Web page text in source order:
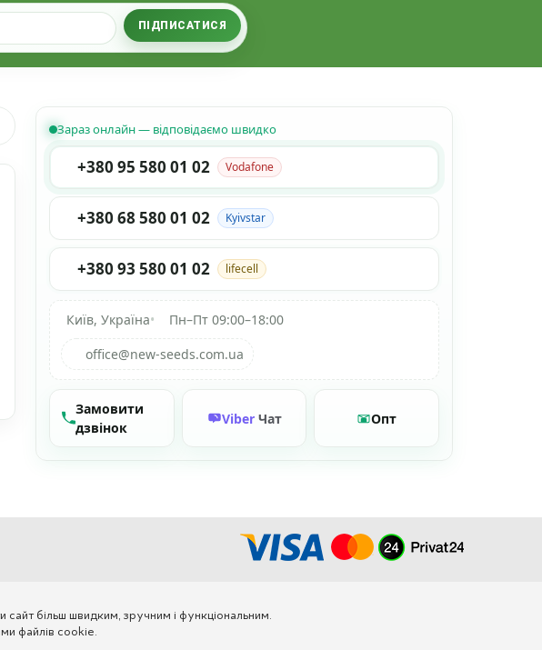
ПІДПИСАТИСЯ
Зараз онлайн — відповідаємо швидко
+380 95 580 01 02 Vodafone
+380 68 580 01 02 Kyivstar
+380 93 580 01 02 lifecell
Київ, Україна•
Пн–Пт 09:00–18:00
office@new-seeds.com.ua
Замовити
дзвінок
Viber Чат Опт
більш швидким, зручним і функціональним.
файлів cookie.